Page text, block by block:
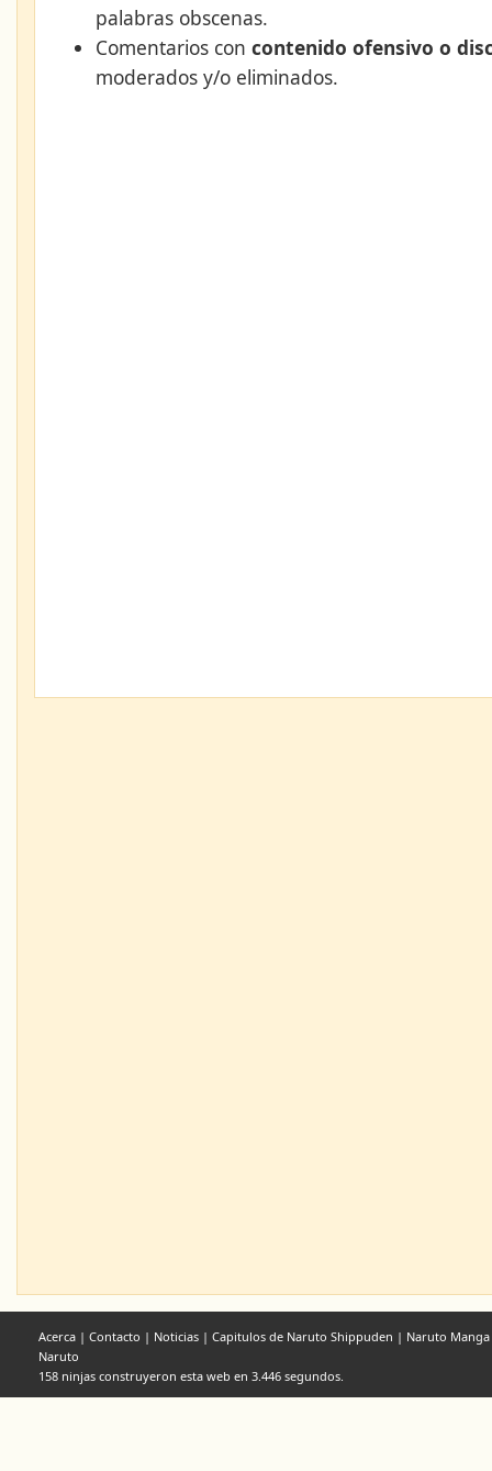
palabras obscenas.
Comentarios con contenido ofensivo o
moderados y/o eliminados.
Acerca | Contacto | Noticias | Capitulos de Naruto Shippuden | Naruto Manga
Naruto
158 ninjas construyeron esta web en 3.446 segundos.